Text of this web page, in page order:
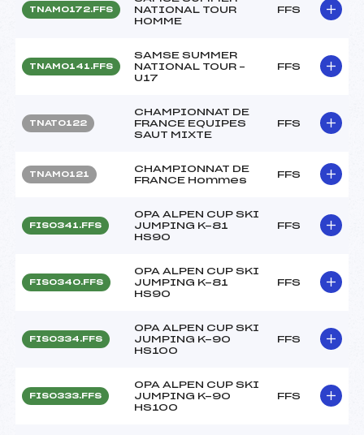
TNAM0172.FFS
NATIONAL TOUR
HOMME
FFS
TNAM0141.FFS
SAMSE SUMMER
NATIONAL TOUR –
U17
FFS
TNAT0122
CHAMPIONNAT DE
FRANCE EQUIPES
SAUT MIXTE
FFS
TNAM0121
CHAMPIONNAT DE
FRANCE Hommes
FFS
FIS0341.FFS
OPA ALPEN CUP SKI
JUMPING K-81
HS90
FFS
FIS0340.FFS
OPA ALPEN CUP SKI
JUMPING K-81
HS90
FFS
FIS0334.FFS
OPA ALPEN CUP SKI
JUMPING K-90
HS100
FFS
FIS0333.FFS
OPA ALPEN CUP SKI
JUMPING K-90
HS100
FFS